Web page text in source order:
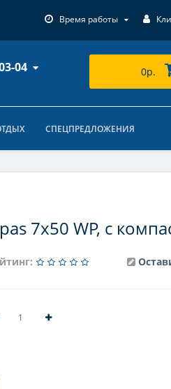
Время работы
04 0р.
СПЕЦПРЕДЛОЖЕНИЯ
7x50 WP, с